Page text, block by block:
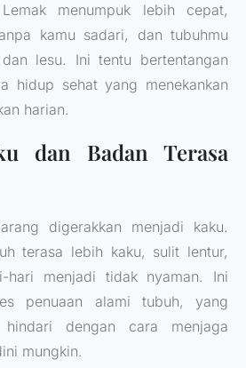
menumpuk lebih cepat,
kamu sadari, dan tubuhmu
lesu. Ini tentu bertentangan
hidup sehat yang menekankan
harian.
dan Badan Terasa
digerakkan menjadi kaku.
terasa lebih kaku, sulit lentur,
hari menjadi tidak nyaman. Ini
penuaan alami tubuh, yang
dengan cara menjaga
mungkin.